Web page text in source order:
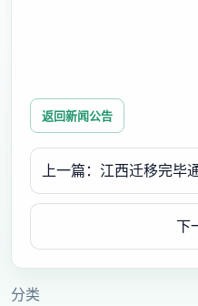
返回新闻公告
上一篇：江西迁移完毕
下
分类